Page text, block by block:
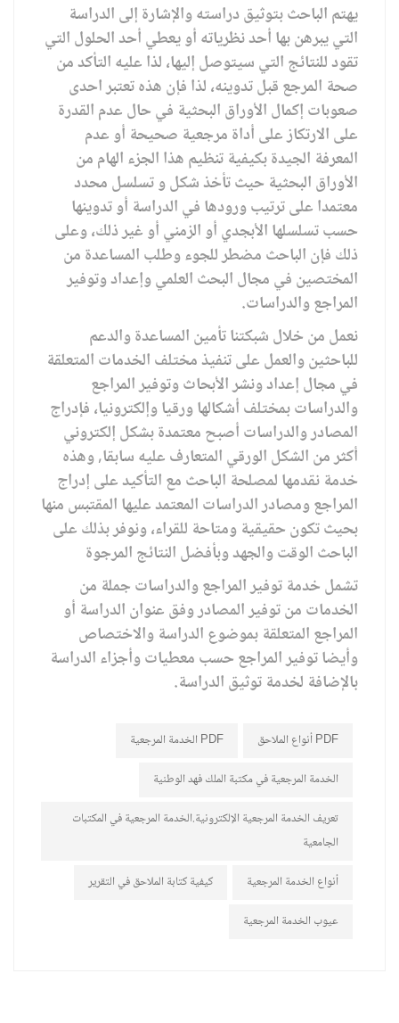
يهتم الباحث بتوثيق دراسته والإشارة إلى الدراسة
التي يبرهن بها أحد نظرياته أو يعطي أحد الحلول التي
تقود للنتائج التي سيتوصل إليها، لذا عليه التأكد من
صحة المرجع قبل تدوينه، لذا فإن هذه تعتبر احدى
صعوبات إكمال الأوراق البحثية في حال عدم القدرة
على الارتكاز على أداة مرجعية صحيحة أو عدم
المعرفة الجيدة بكيفية تنظيم هذا الجزء الهام من
الأوراق البحثية حيث تأخذ شكل و تسلسل محدد
معتمدا على ترتيب ورودها في الدراسة أو تدوينها
حسب تسلسلها الأبجدي أو الزمني أو غير ذلك، وعلى
ذلك فإن الباحث مضطر للجوء وطلب المساعدة من
المختصين في مجال البحث العلمي وإعداد وتوفير
المراجع والدراسات.
نعمل من خلال شبكتنا تأمين المساعدة والدعم
للباحثين والعمل على تنفيذ مختلف الخدمات المتعلقة
في مجال إعداد ونشر الأبحاث وتوفير المراجع
والدراسات بمختلف أشكالها ورقيا وإلكترونيا، فإدراج
المصادر والدراسات أصبح معتمدة بشكل إلكتروني
أكثر من الشكل الورقي المتعارف عليه سابقا, وهذه
خدمة نقدمها لمصلحة الباحث مع التأكيد على إدراج
المراجع ومصادر الدراسات المعتمد عليها المقتبس منها
بحيث تكون حقيقية ومتاحة للقراء، ونوفر بذلك على
الباحث الوقت والجهد وبأفضل النتائج المرجوة
تشمل خدمة توفير المراجع والدراسات جملة من
الخدمات من توفير المصادر وفق عنوان الدراسة أو
المراجع المتعلقة بموضوع الدراسة والاختصاص
وأيضا توفير المراجع حسب معطيات وأجزاء الدراسة
بالإضافة لخدمة توثيق الدراسة.
الخدمة المرجعية PDF
أنواع الملاحق PDF
الخدمة المرجعية في مكتبة الملك فهد الوطنية
تعريف الخدمة المرجعية الإلكترونية.الخدمة المرجعية في المكتبات
الجامعية
كيفية كتابة الملاحق في التقرير
أنواع الخدمة المرجعية
عيوب الخدمة المرجعية